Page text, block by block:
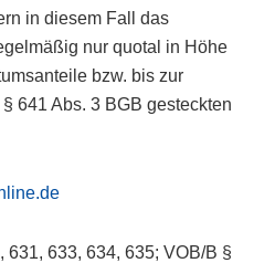
in diesem Fall das
nur quotal in Höhe
bzw. bis zur
641 Abs. 3 BGB gesteckten
631, 633, 634, 635; VOB/B §